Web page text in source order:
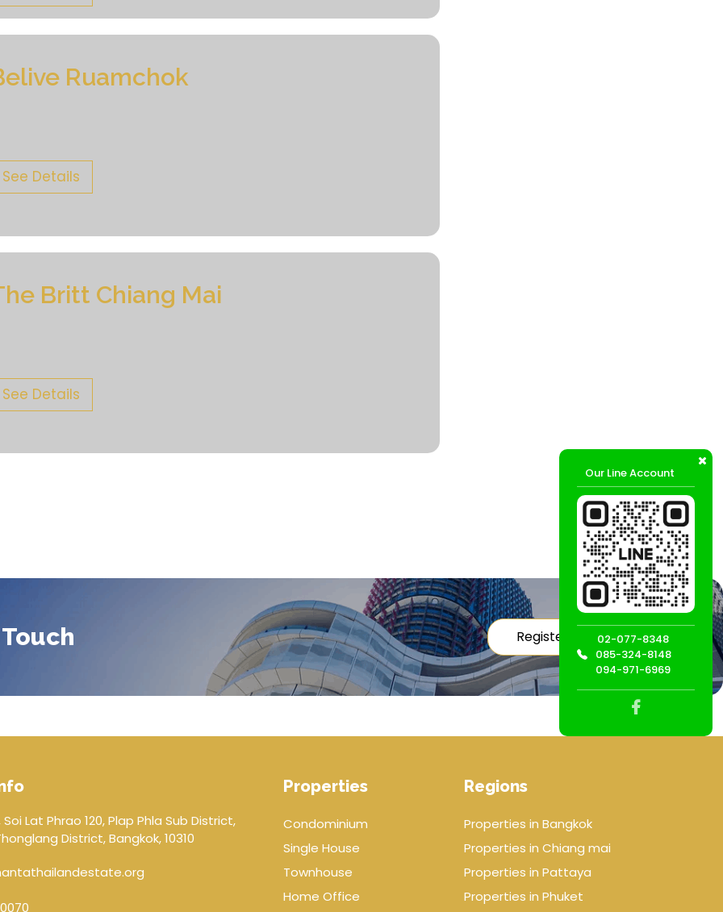
Ruamchok
See Details
Britt Chiang Mai
See Details
Register
Our Line Account
02-077-8348
085-324-8148
094-971-6969
Soi Lat Phrao 120, Plap Phla Sub District,
District, Bangkok, 10310
Properties
Condominium
Single House
Townhouse
Home Office
Regions
Properties in Bangkok
Properties in Chiang mai
Properties in Pattaya
Properties in Phuket